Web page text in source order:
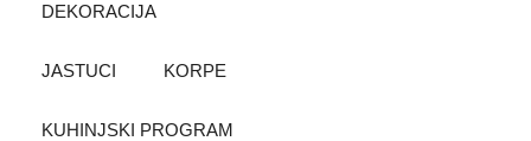
DEKORACIJA
JASTUCI KORPE
KUHINJSKI PROGRAM